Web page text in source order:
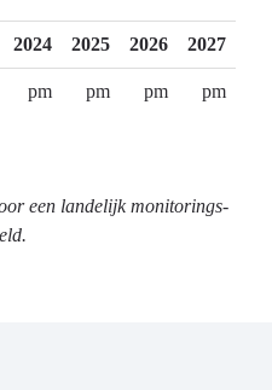
2024 2025 2026 2027
pm pm pm pm
een landelijk monitorings-